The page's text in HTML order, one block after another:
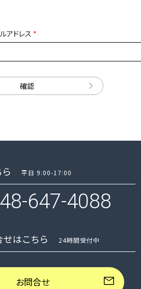
アドレス *
確認
平日 9:00-17:00
647-4088
はこちら 24時間受付中
お問合せ